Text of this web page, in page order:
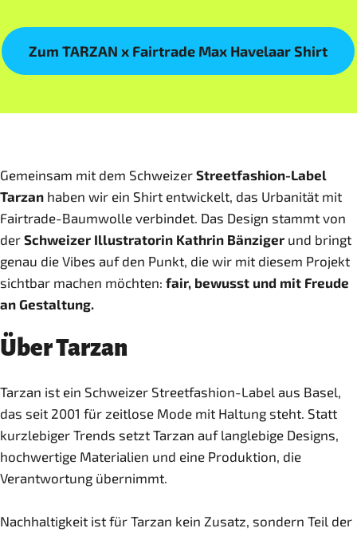
Zum TARZAN x Fairtrade Max Havelaar Shirt
Gemeinsam mit dem Schweizer Streetfashion-Label
Tarzan haben wir ein Shirt entwickelt, das Urbanität mit
Fairtrade-Baumwolle verbindet. Das Design stammt von
der Schweizer Illustratorin Kathrin Bänziger und bringt
genau die Vibes auf den Punkt, die wir mit diesem Projekt
sichtbar machen möchten: fair, bewusst und mit Freude
an Gestaltung.
Über Tarzan
Tarzan ist ein Schweizer Streetfashion-Label aus Basel,
das seit 2001 für zeitlose Mode mit Haltung steht. Statt
kurzlebiger Trends setzt Tarzan auf langlebige Designs,
hochwertige Materialien und eine Produktion, die
Verantwortung übernimmt.
Nachhaltigkeit ist für Tarzan kein Zusatz, sondern Teil der